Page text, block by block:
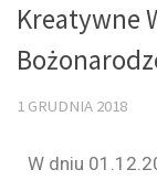
Kreatywne
1 GRUDNIA 2018
W dniu